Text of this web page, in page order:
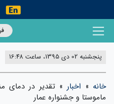
پنجشنبه 02 دی 1395، ساعت 16:48
» اخبار»
و جشنواره عمار